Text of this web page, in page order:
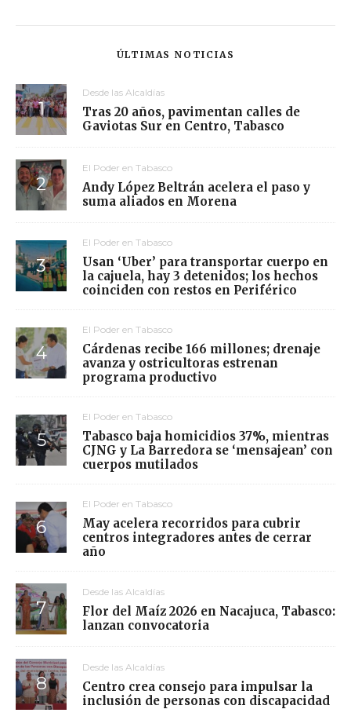
ÚLTIMAS NOTICIAS
Desde las Alcaldías
Tras 20 años, pavimentan calles de
Gaviotas Sur en Centro, Tabasco
El Poder en Tabasco
Andy López Beltrán acelera el paso y
suma aliados en Morena
El Poder en Tabasco
Usan ‘Uber’ para transportar cuerpo en
la cajuela, hay 3 detenidos; los hechos
coinciden con restos en Periférico
El Poder en Tabasco
Cárdenas recibe 166 millones; drenaje
avanza y ostricultoras estrenan
programa productivo
El Poder en Tabasco
Tabasco baja homicidios 37%, mientras
CJNG y La Barredora se ‘mensajean’ con
cuerpos mutilados
El Poder en Tabasco
May acelera recorridos para cubrir
centros integradores antes de cerrar
año
Desde las Alcaldías
Flor del Maíz 2026 en Nacajuca, Tabasco:
lanzan convocatoria
Desde las Alcaldías
Centro crea consejo para impulsar la
inclusión de personas con discapacidad